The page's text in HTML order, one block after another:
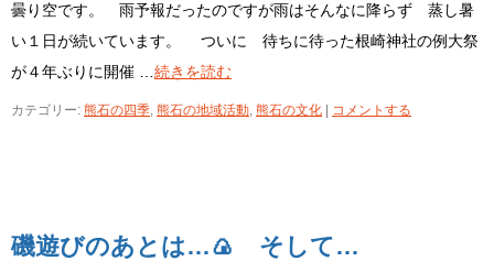
曇り空です。 雨予報だったのですが雨はそんなに降らず 蒸し暑
い１日が続いています。 ついに 待ちに待った根崎神社の例大祭
が４年ぶりに開催 … 続きを読む
カテゴリー: 熊石の四季, 熊石の地域活動, 熊石の文化 コメントする
磯遊びのあとは…🍙 そして…